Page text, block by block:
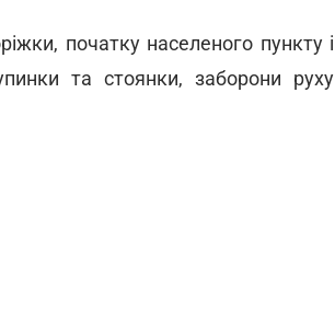
початку населеного пункту і
та стоянки, заборони руху